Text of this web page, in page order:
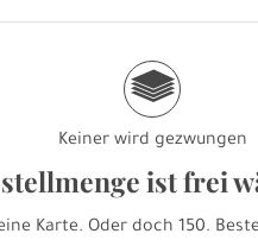
g
Keiner wird gezwungen
ist frei
Karte. Oder doch 150.